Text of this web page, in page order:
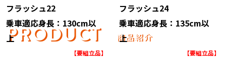
PRODUCT 商品紹介
フラッシュ22
乗車適応身長：130cm以
上
【要組立品】
フラッシュ24
乗車適応身長：135cm以
上
【要組立品】